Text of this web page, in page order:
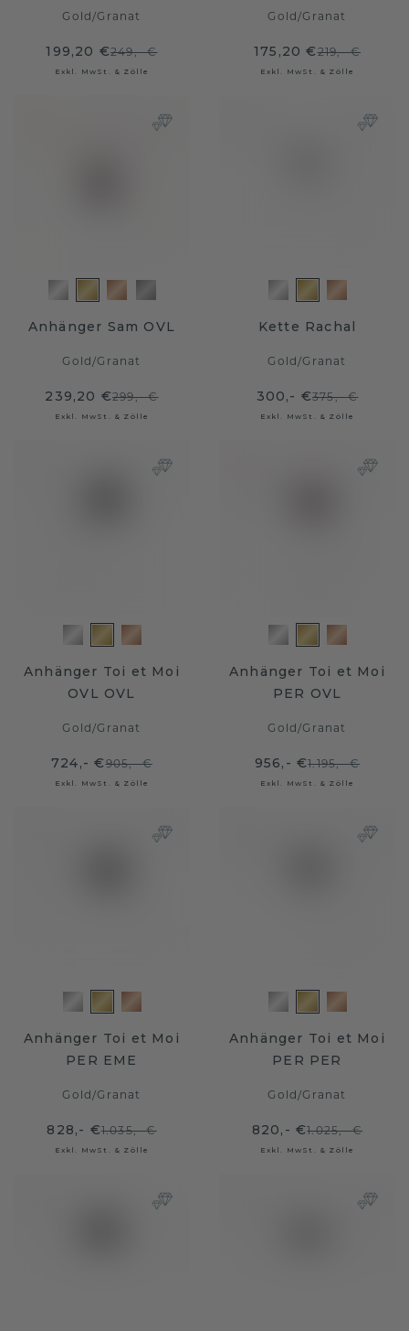
Gold/Granat
199,20 €249,- €
Exkl. MwSt. & Zölle
Gold/Granat
175,20 €219,- €
Exkl. MwSt. & Zölle
Anhänger Sam OVL
Gold/Granat
239,20 €299,- €
Exkl. MwSt. & Zölle
Kette Rachal
Gold/Granat
300,- €375,- €
Exkl. MwSt. & Zölle
Anhänger Toi et Moi
OVL OVL
Gold/Granat
724,- €905,- €
Exkl. MwSt. & Zölle
Anhänger Toi et Moi
PER OVL
Gold/Granat
956,- €1.195,- €
Exkl. MwSt. & Zölle
Anhänger Toi et Moi
PER EME
Gold/Granat
828,- €1.035,- €
Exkl. MwSt. & Zölle
Anhänger Toi et Moi
PER PER
Gold/Granat
820,- €1.025,- €
Exkl. MwSt. & Zölle